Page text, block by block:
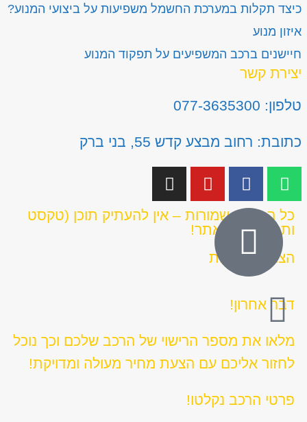
כיצד תקלות במערכת החשמל משפיעות על ביצועי המנוע?
איזון מנוע
חיישנים ברכב המשפיעים על תפקוד המנוע
יצירת קשר
טלפון: 077-3635300
כתובת: רחוב מבצע קדש 55, בני ברק
כל הזכויות שמורות – אין להעתיק תוכן (טקסט
ותמונות) מהאתר!
הצהרת נגישות
דבר אחרון!
מלאו את מספר הרישוי של הרכב שלכם וכך נוכל
לחזור אליכם עם הצעת מחיר מעולה ומדויקת!
פרטי הרכב נקלטו!